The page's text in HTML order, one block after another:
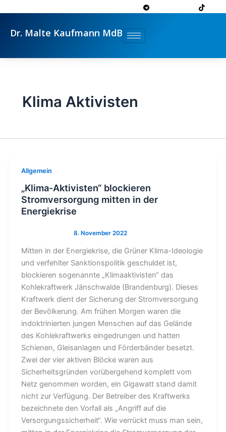
springen
Dr. Malte Kaufmann MdB
Klima Aktivisten
Allgemein
„Klima-Aktivisten“ blockieren
Stromversorgung mitten in der
Energiekrise
Mitten in der Energiekrise, die Grüner Klima-Ideologie
und verfehlter Sanktionspolitik geschuldet ist,
blockieren sogenannte „Klimaaktivisten“ das
Kohlekraftwerk Jänschwalde (Brandenburg). Dieses
Kraftwerk dient der Sicherung der Stromversorgung
der Bevölkerung. Am frühen Morgen waren die
indoktrinierten jungen Menschen auf das Gelände
des Kohlekraftwerks eingedrungen und hatten
Schienen, Gleisanlagen und Förderbänder besetzt.
Zwei der vier aktiven Blöcke waren aus
Sicherheitsgründen vorübergehend komplett vom
Netz genommen worden, ein Gigawatt stand damit
nicht zur Verfügung. Der Betreiber des Kraftwerks
bezeichnete den Vorfall als „Angriff auf die
Versorgungssicherheit“. Wie verrückt muss man sein,